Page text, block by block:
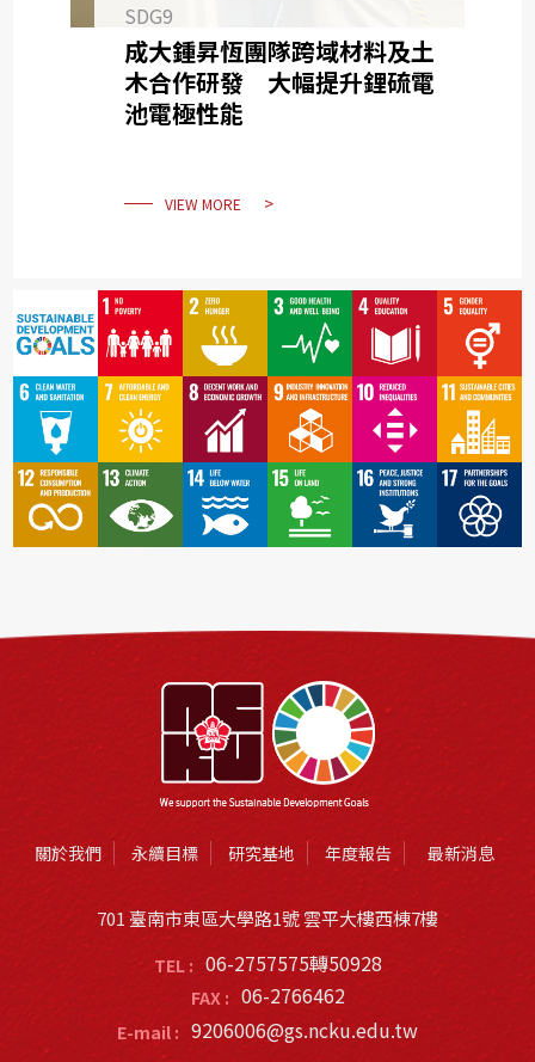
SDG9
成大鍾昇恆團隊跨域材料及土
木合作研發 大幅提升鋰硫電
池電極性能
VIEW MORE
關於我們 永續目標 研究基地 年度報告 最新消息
701 臺南市東區大學路1號 雲平大樓西棟7樓
TEL : 06-2757575轉50928
FAX : 06-2766462
E-mail : 9206006@gs.ncku.edu.tw